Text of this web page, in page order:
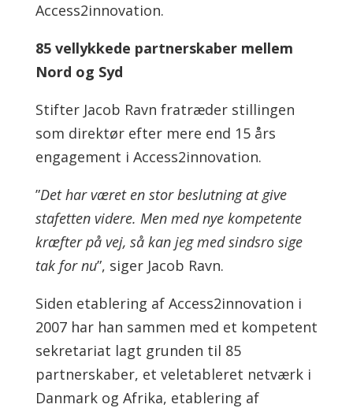
Access2innovation.
85 vellykkede partnerskaber mellem
Nord og Syd
Stifter Jacob Ravn fratræder stillingen
som direktør efter mere end 15 års
engagement i Access2innovation.
”Det har været en stor beslutning at give
stafetten videre. Men med nye kompetente
kræfter på vej, så kan jeg med sindsro sige
tak for nu”, siger Jacob Ravn.
Siden etablering af Access2innovation i
2007 har han sammen med et kompetent
sekretariat lagt grunden til 85
partnerskaber, et veletableret netværk i
Danmark og Afrika, etablering af